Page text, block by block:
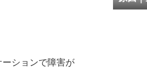
ションで障害が
法